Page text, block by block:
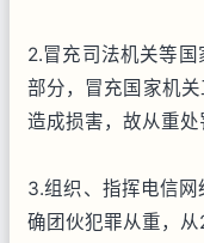
2.冒充司法机关等
部分，冒充国家机
造成损害，故从重处
3.组织、指挥电信
确团伙犯罪从重，从